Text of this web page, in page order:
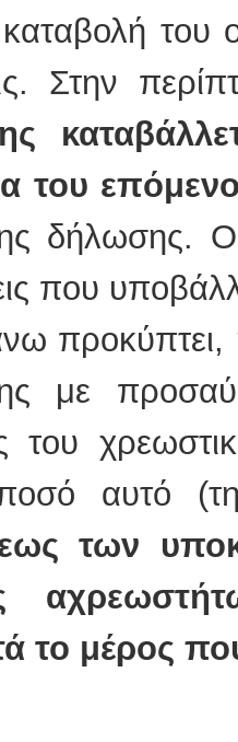
καταβολή
Στην
του
δήλωσης.
που
με
του
αυτό
των
το μέρος